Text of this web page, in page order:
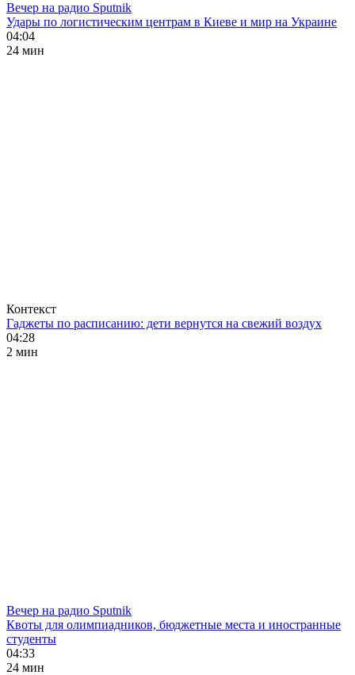
Вечер на радио Sputnik
Удары по логистическим центрам в Киеве и мир на Украине
04:04
24 мин
Контекст
Гаджеты по расписанию: дети вернутся на свежий воздух
04:28
2 мин
Вечер на радио Sputnik
Квоты для олимпиадников, бюджетные места и иностранные
студенты
04:33
24 мин